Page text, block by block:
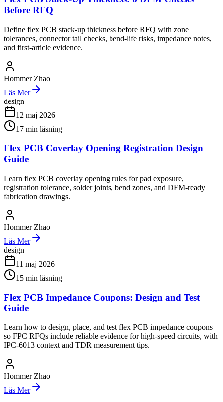
Before RFQ
Define flex PCB stack-up thickness before RFQ with zone
tolerances, connector tail checks, bend-life risks, impedance notes,
and first-article evidence.
Hommer Zhao
Läs Mer
design
12 maj 2026
17 min läsning
Flex PCB Coverlay Opening Registration Design
Guide
Learn flex PCB coverlay opening rules for pad exposure,
registration tolerance, solder joints, bend zones, and DFM-ready
fabrication drawings.
Hommer Zhao
Läs Mer
design
11 maj 2026
15 min läsning
Flex PCB Impedance Coupons: Design and Test
Guide
Learn how to design, place, and test flex PCB impedance coupons
so FPC RFQs include reliable evidence for high-speed circuits, with
IPC-6013 context and TDR measurement tips.
Hommer Zhao
Läs Mer